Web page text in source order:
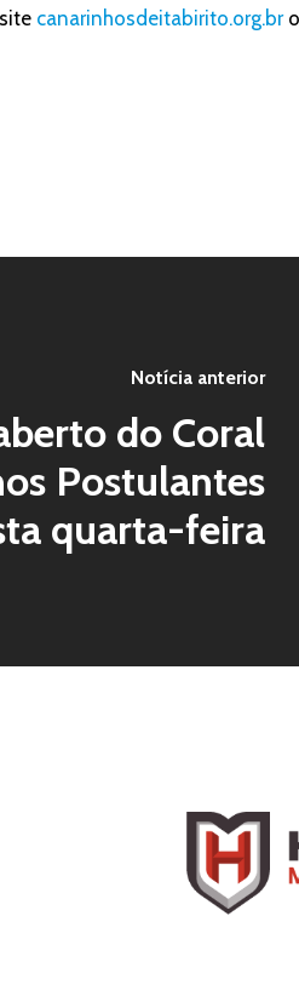
canarinhosdeitabirito.org.br
Notícia anterior
do Coral
Postulantes
quarta-feira